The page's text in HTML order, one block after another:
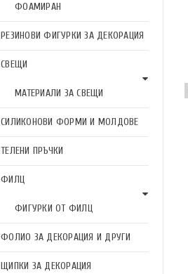
ФОАМИРАН
РЕЗИНОВИ ФИГУРКИ ЗА ДЕКОРАЦИЯ
СВЕЩИ
МАТЕРИАЛИ ЗА СВЕЩИ
СИЛИКОНОВИ ФОРМИ И МОЛДОВЕ
ТЕЛЕНИ ПРЪЧКИ
ФИЛЦ
ФИГУРКИ ОТ ФИЛЦ
ФОЛИО ЗА ДЕКОРАЦИЯ И ДРУГИ
ЩИПКИ ЗА ДЕКОРАЦИЯ